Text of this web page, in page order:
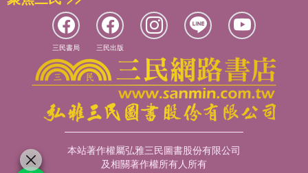
三民書局 三民出版
本站著作權屬弘雅三民圖書股份有限公司
及相關著作權所有人所有